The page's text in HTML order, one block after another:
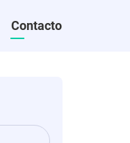
Contacto